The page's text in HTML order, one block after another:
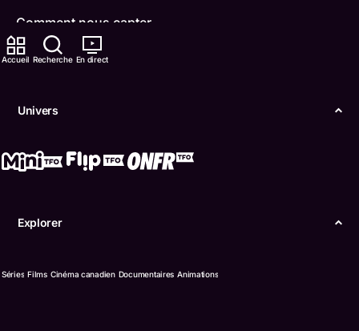
Accueil Recherche En direct
Univers
Explorer
Séries Films Cinéma canadien Documentaires Animations
Comment nous capter
Contactez-nous
Boukili
Confidentialité